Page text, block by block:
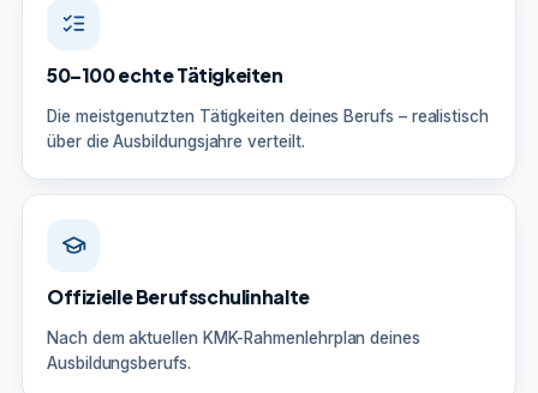
50–100 echte Tätigkeiten
Die meistgenutzten Tätigkeiten deines Berufs – realistisch
über die Ausbildungsjahre verteilt.
Offizielle Berufsschulinhalte
Nach dem aktuellen KMK-Rahmenlehrplan deines
Ausbildungsberufs.